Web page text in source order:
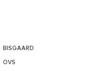
BISGAARD
OVS